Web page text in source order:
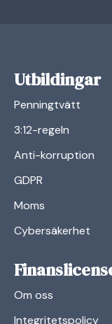
Utbildingar
Penningtvätt
3:12-regeln
Anti-korruption
GDPR
Moms
Cybersäkerhet
Om oss
Integritetspolicy